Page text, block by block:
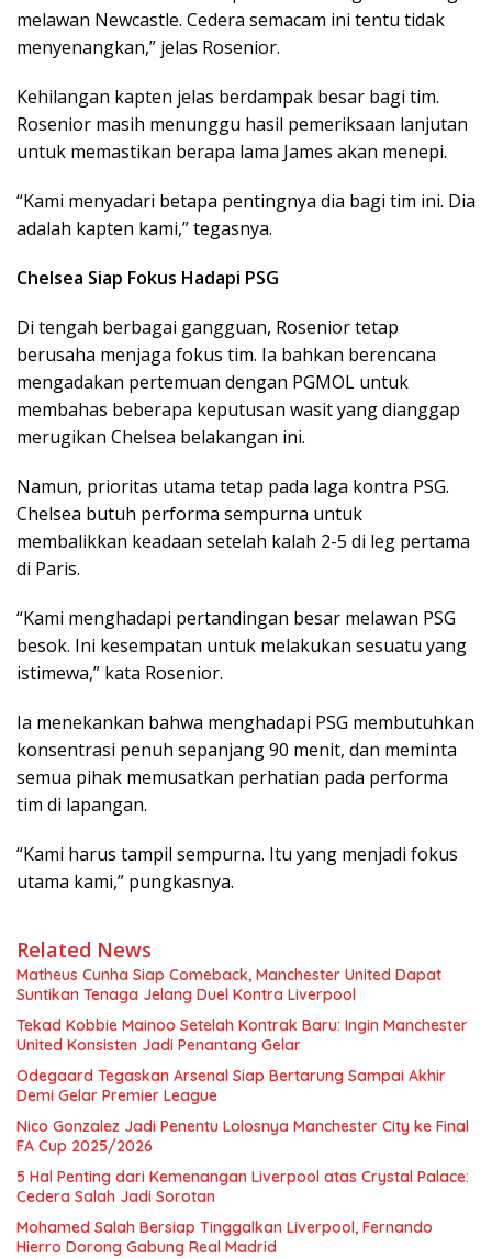
melawan Newcastle. Cedera semacam ini tentu tidak
menyenangkan,” jelas Rosenior.
Kehilangan kapten jelas berdampak besar bagi tim.
Rosenior masih menunggu hasil pemeriksaan lanjutan
untuk memastikan berapa lama James akan menepi.
“Kami menyadari betapa pentingnya dia bagi tim ini. Dia
adalah kapten kami,” tegasnya.
Chelsea Siap Fokus Hadapi PSG
Di tengah berbagai gangguan, Rosenior tetap
berusaha menjaga fokus tim. Ia bahkan berencana
mengadakan pertemuan dengan PGMOL untuk
membahas beberapa keputusan wasit yang dianggap
merugikan Chelsea belakangan ini.
Namun, prioritas utama tetap pada laga kontra PSG.
Chelsea butuh performa sempurna untuk
membalikkan keadaan setelah kalah 2-5 di leg pertama
di Paris.
“Kami menghadapi pertandingan besar melawan PSG
besok. Ini kesempatan untuk melakukan sesuatu yang
istimewa,” kata Rosenior.
Ia menekankan bahwa menghadapi PSG membutuhkan
konsentrasi penuh sepanjang 90 menit, dan meminta
semua pihak memusatkan perhatian pada performa
tim di lapangan.
“Kami harus tampil sempurna. Itu yang menjadi fokus
utama kami,” pungkasnya.
Related News
Matheus Cunha Siap Comeback, Manchester United Dapat
Suntikan Tenaga Jelang Duel Kontra Liverpool
Tekad Kobbie Mainoo Setelah Kontrak Baru: Ingin Manchester
United Konsisten Jadi Penantang Gelar
Odegaard Tegaskan Arsenal Siap Bertarung Sampai Akhir
Demi Gelar Premier League
Nico Gonzalez Jadi Penentu Lolosnya Manchester City ke Final
FA Cup 2025/2026
5 Hal Penting dari Kemenangan Liverpool atas Crystal Palace:
Cedera Salah Jadi Sorotan
Mohamed Salah Bersiap Tinggalkan Liverpool, Fernando
Hierro Dorong Gabung Real Madrid